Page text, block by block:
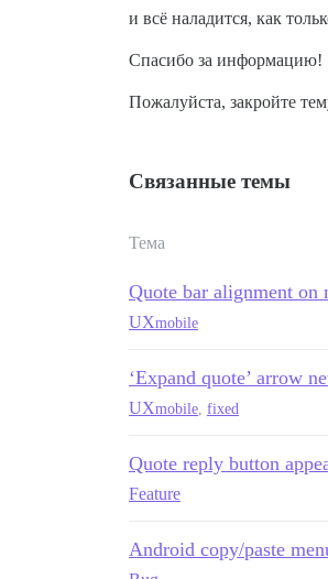
и всё наладится, как
Спасибо за информацию!
Пожалуйста, закройте
Связанные темы
Тема
Quote bar alignment on
UXmobile
‘Expand quote’ arrow
UXmobile fixed
Quote reply button
Feature
Android copy/paste